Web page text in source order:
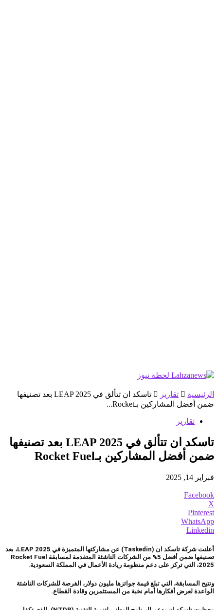
الرئيسية تقارير
تاسكد ان تتألق في LEAP 2025 بعد تصنيفها
ضمن أفضل المشاركين بـRocket...
تقارير
تاسكد ان تتألق في LEAP 2025 بعد تصنيفها
ضمن أفضل المشاركين بـRocket Fuel
فبراير 14, 2025
Facebook
X
Pinterest
WhatsApp
Linkedin
أعلنت شركة تاسكد ان (Taskedin) عن مشاركتها المتميزة في LEAP 2025، بعد
تصنيفها ضمن أفضل 5% من الشركات الناشئة المتقدمة لمسابقة Rocket Fuel
2025، التي تركز على دعم منظومة ريادة الأعمال في المملكة السعودية.
وتتيح المسابقة، التي تبلغ قيمة جوائزها مليون دولار، الفرصة للشركات الناشئة
الواعدة لعرض أفكارها أمام نخبة من المستثمرين وقادة القطاع.